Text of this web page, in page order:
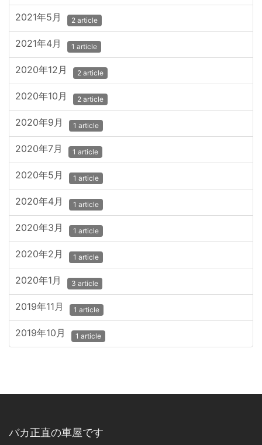
2021年5月 2 article
2021年4月 1 article
2020年12月 2 article
2020年10月 2 article
2020年9月 1 article
2020年7月 1 article
2020年5月 1 article
2020年4月 1 article
2020年3月 1 article
2020年2月 1 article
2020年1月 3 article
2019年11月 1 article
2019年10月 1 article
バカ正直の車屋です